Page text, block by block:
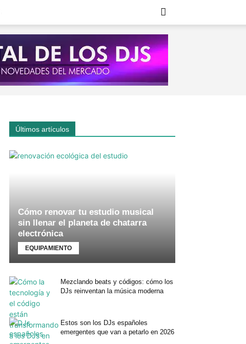
Últimos artículos
Cómo renovar tu estudio musical
sin llenar el planeta de chatarra
electrónica
EQUIPAMIENTO
Mezclando beats y códigos: cómo los
DJs reinventan la música moderna
Estos son los DJs españoles
emergentes que van a petarlo en 2026